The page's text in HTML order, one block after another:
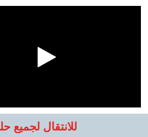
للانتقال لجميع